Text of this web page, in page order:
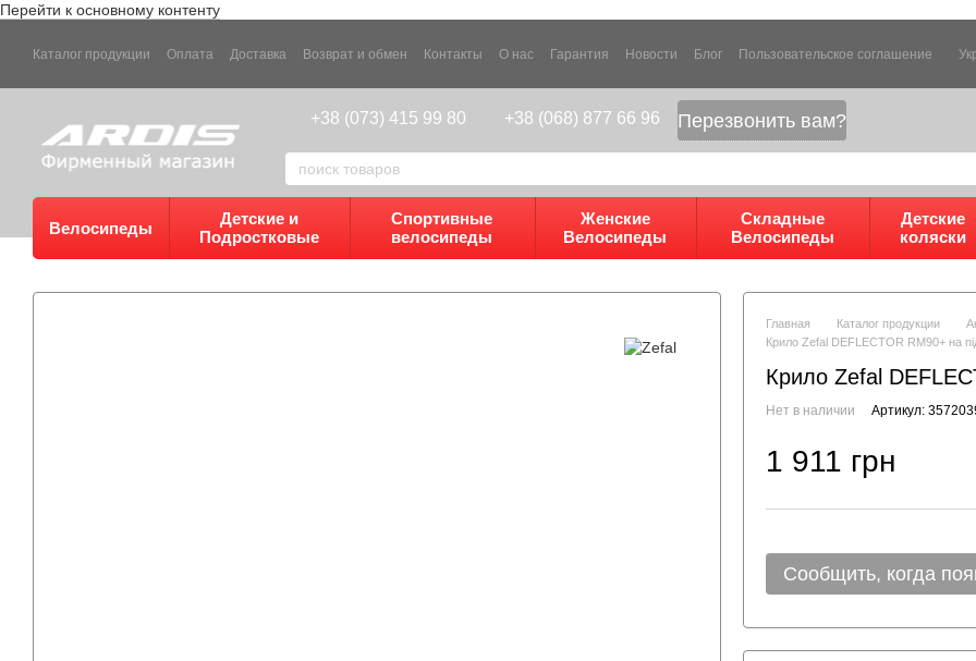
Перейти к основному контенту
Каталог продукции Оплата Доставка Возврат и обмен Контакты О нас Гарантия Новости Блог Пользовательское соглашение
+38 (073) 415 99 80 +38 (068) 877 66 96 Перезвонить вам?
Велосипеды
Детские и
Подростковые
Спортивные
велосипеды
Женские
Велосипеды
Складные
Велосипеды
Детские
коляски
Главная Каталог продукции
Крило Zefal DEFLECTOR RM90+ на
Крило Zefal
Нет в наличии Артикул:
1 911 грн
Сообщить, когда